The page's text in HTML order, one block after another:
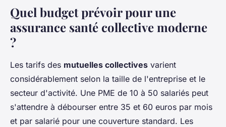
Quel budget prévoir pour une
assurance santé collective moderne
?
Les tarifs des mutuelles collectives varient
considérablement selon la taille de l'entreprise et le
secteur d'activité. Une PME de 10 à 50 salariés peut
s'attendre à débourser entre 35 et 60 euros par mois
et par salarié pour une couverture standard. Les